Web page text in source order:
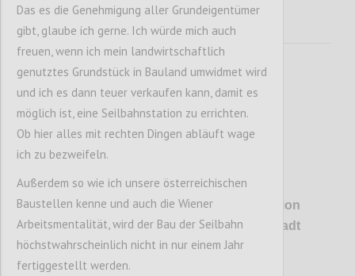
P1
Erstmals wird es konkret: Die Talstation
soll direkt auf dem Bahnhof Heiligenstadt
aufsitzen.
Das es die Genehmigung aller Grundeigentümer
gibt, glaube ich gerne. Ich würde mich auch
freuen, wenn ich mein landwirtschaftlich
genutztes Grundstück in Bauland umwidmet wird
und ich es dann teuer verkaufen kann, damit es
möglich ist, eine Seilbahnstation zu errichten.
Ob hier alles mit rechten Dingen abläuft wage
ich zu bezweifeln.
Außerdem so wie ich unsere österreichischen
Baustellen kenne und auch die Wiener
Arbeitsmentalität, wird der Bau der Seilbahn
höchstwahrscheinlich nicht in nur einem Jahr
fertiggestellt werden.